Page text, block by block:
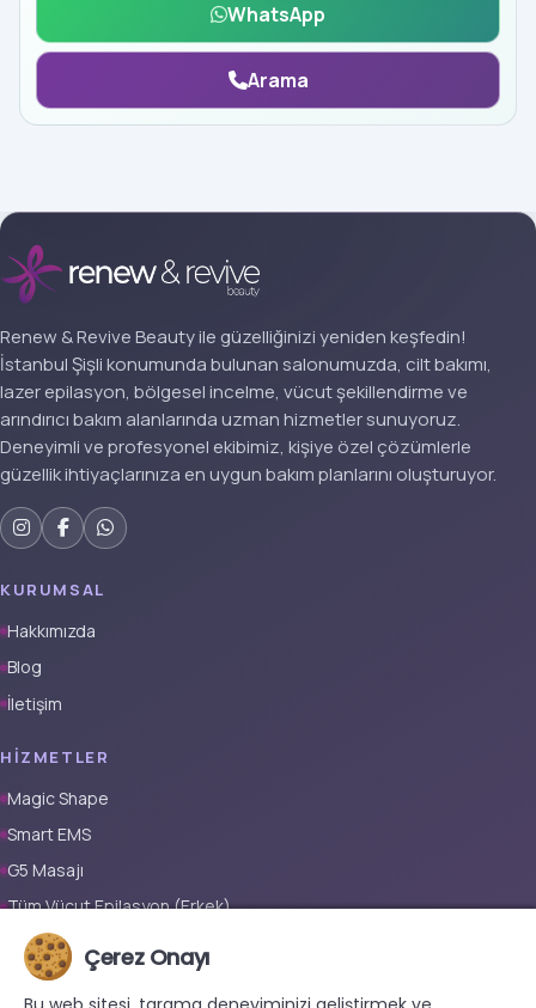
WhatsApp
Arama
Renew & Revive Beauty ile güzelliğinizi yeniden keşfedin!
İstanbul Şişli konumunda bulunan salonumuzda, cilt bakımı,
lazer epilasyon, bölgesel incelme, vücut şekillendirme ve
arındırıcı bakım alanlarında uzman hizmetler sunuyoruz.
Deneyimli ve profesyonel ekibimiz, kişiye özel çözümlerle
güzellik ihtiyaçlarınıza en uygun bakım planlarını oluşturuyor.
KURUMSAL
Hakkımızda
Blog
İletişim
HIZMETLER
Magic Shape
Smart EMS
G5 Masajı
Tüm Vücut Epilasyon (Erkek)
Tüm Vücut Epilasyon (Kadın)
Protez Tırnak
Çerez Onayı